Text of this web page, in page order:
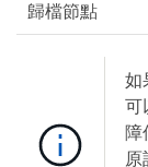
歸檔節點
如
可
障
原